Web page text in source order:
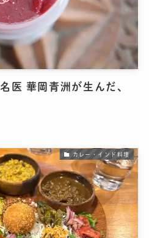
医 華岡青洲が生んだ、
カレー・インド料理